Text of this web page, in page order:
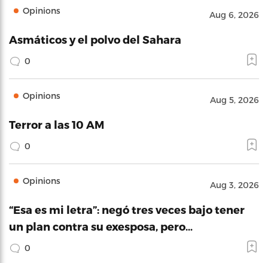
Opinions Aug 6, 2026
Asmáticos y el polvo del Sahara
0
Opinions Aug 5, 2026
Terror a las 10 AM
0
Opinions Aug 3, 2026
“Esa es mi letra”: negó tres veces bajo tener
un plan contra su exesposa, pero…
0